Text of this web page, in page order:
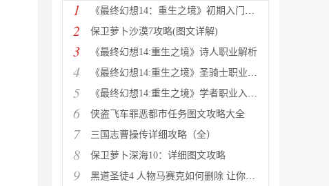
1 《最终幻想14：重生之境》初期入门指南
2 保卫萝卜沙漠7攻略(图文详解)
3 《最终幻想14:重生之境》诗人职业解析
4 《最终幻想14:重生之境》圣骑士职业解析
5 《最终幻想14:重生之境》学者职业入门指南
6 侠盗飞车罪恶都市任务图文攻略大全
7 三国志曹操传详细攻略（全）
8 保卫萝卜深海10：详细图文攻略
9 黑道圣徒4 人物马赛克如何删除 让你满足色狼的需求